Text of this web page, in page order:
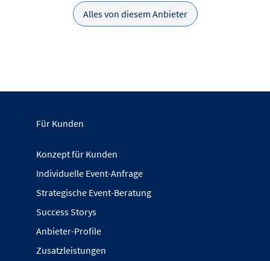
Alles von diesem Anbieter
Für Kunden
Konzept für Kunden
Individuelle Event-Anfrage
Strategische Event-Beratung
Success Storys
Anbieter-Profile
Zusatzleistungen